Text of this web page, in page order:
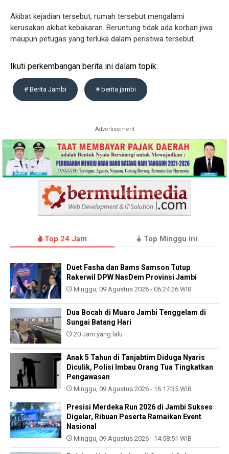
Akibat kejadian tersebut, rumah tersebut mengalami
kerusakan akibat kebakaran. Beruntung tidak ada korban jiwa
maupun petugas yang terluka dalam peristiwa tersebut.
Ikuti perkembangan berita ini dalam topik:
# Berita Jambi # berita jambi
Advertisement
Top 24 Jam Top Minggu ini
Duet Fasha dan Bams Samson Tutup
Rakerwil DPW NasDem Provinsi Jambi
Minggu, 09 Agustus 2026 - 06:24:26 WIB
Dua Bocah di Muaro Jambi Tenggelam di
Sungai Batang Hari
20 Jam yang lalu
Anak 5 Tahun di Tanjabtim Diduga Nyaris
Diculik, Polisi Imbau Orang Tua Tingkatkan
Pengawasan
Minggu, 09 Agustus 2026 - 16:17:35 WIB
Presisi Merdeka Run 2026 di Jambi Sukses
Digelar, Ribuan Peserta Ramaikan Event
Nasional
Minggu, 09 Agustus 2026 - 14:58:51 WIB